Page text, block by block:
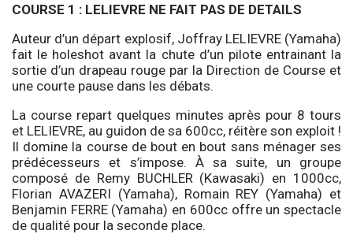
COURSE 1 : LELIEVRE NE FAIT PAS DE DETAILS
Auteur d’un départ explosif, Joffray LELIEVRE (Yamaha)
fait le holeshot avant la chute d’un pilote entrainant la
sortie d’un drapeau rouge par la Direction de Course et
une courte pause dans les débats.
La course repart quelques minutes après pour 8 tours
et LELIEVRE, au guidon de sa 600cc, réitère son exploit !
Il domine la course de bout en bout sans ménager ses
prédécesseurs et s’impose. À sa suite, un groupe
composé de Remy BUCHLER (Kawasaki) en 1000cc,
Florian AVAZERI (Yamaha), Romain REY (Yamaha) et
Benjamin FERRE (Yamaha) en 600cc offre un spectacle
de qualité pour la seconde place.